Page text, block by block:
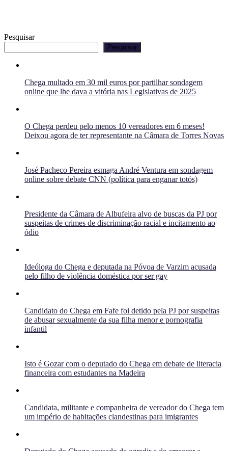
Pesquisar
Pesquisar
Chega multado em 30 mil euros por partilhar sondagem
online que lhe dava a vitória nas Legislativas de 2025
O Chega perdeu pelo menos 10 vereadores em 6 meses!
Deixou agora de ter representante na Câmara de Torres Novas
José Pacheco Pereira esmaga André Ventura em sondagem
online sobre debate CNN (política para enganar totós)
Presidente da Câmara de Albufeira alvo de buscas da PJ por
suspeitas de crimes de discriminação racial e incitamento ao
ódio
Ideóloga do Chega e deputada na Póvoa de Varzim acusada
pelo filho de violência doméstica por ser gay
Candidato do Chega em Fafe foi detido pela PJ por suspeitas
de abusar sexualmente da sua filha menor e pornografia
infantil
Isto é Gozar com o deputado do Chega em debate de literacia
financeira com estudantes na Madeira
Candidata, militante e companheira de vereador do Chega tem
um império de habitações clandestinas para imigrantes